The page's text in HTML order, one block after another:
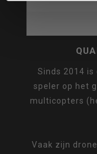
Sinds 2014
speler op het
multicopters
Vaak zijn